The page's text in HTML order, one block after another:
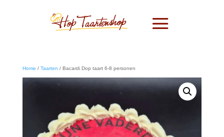
Home / Taarten / Bacardi Dop taart 6-8 personen